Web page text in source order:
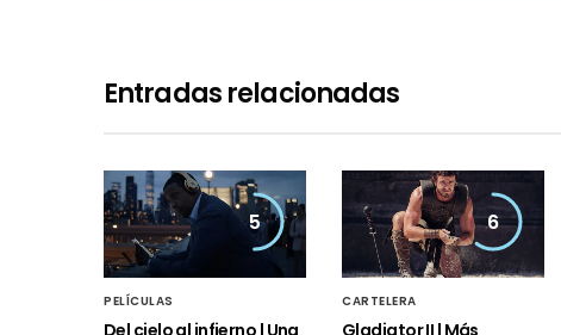
Entradas relacionadas
5
PELÍCULAS
Del cielo al infierno | Una
6
CARTELERA
Gladiator II | Más